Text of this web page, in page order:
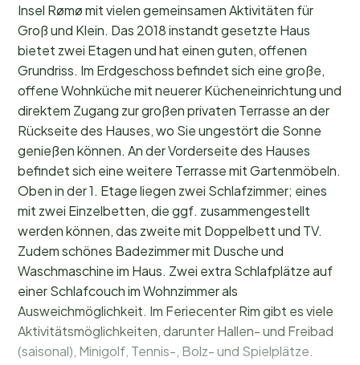
Insel Rømø mit vielen gemeinsamen Aktivitäten für
Groß und Klein. Das 2018 instandt gesetzte Haus
bietet zwei Etagen und hat einen guten, offenen
Grundriss. Im Erdgeschoss befindet sich eine große,
offene Wohnküche mit neuerer Kücheneinrichtung und
direktem Zugang zur großen privaten Terrasse an der
Rückseite des Hauses, wo Sie ungestört die Sonne
genießen können. An der Vorderseite des Hauses
befindet sich eine weitere Terrasse mit Gartenmöbeln.
Oben in der 1. Etage liegen zwei Schlafzimmer; eines
mit zwei Einzelbetten, die ggf. zusammengestellt
werden können, das zweite mit Doppelbett und TV.
Zudem schönes Badezimmer mit Dusche und
Waschmaschine im Haus. Zwei extra Schlafplätze auf
einer Schlafcouch im Wohnzimmer als
Ausweichmöglichkeit. Im Feriecenter Rim gibt es viele
Aktivitätsmöglichkeiten, darunter Hallen- und Freibad
(saisonal), Minigolf, Tennis-, Bolz- und Spielplätze.